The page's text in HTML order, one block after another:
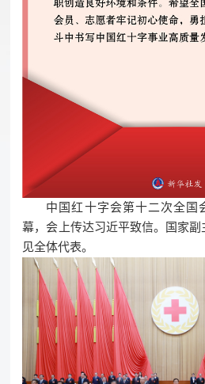
中国红十字会第十二次全国
幕，会上传达习近平致信。国家
见全体代表。